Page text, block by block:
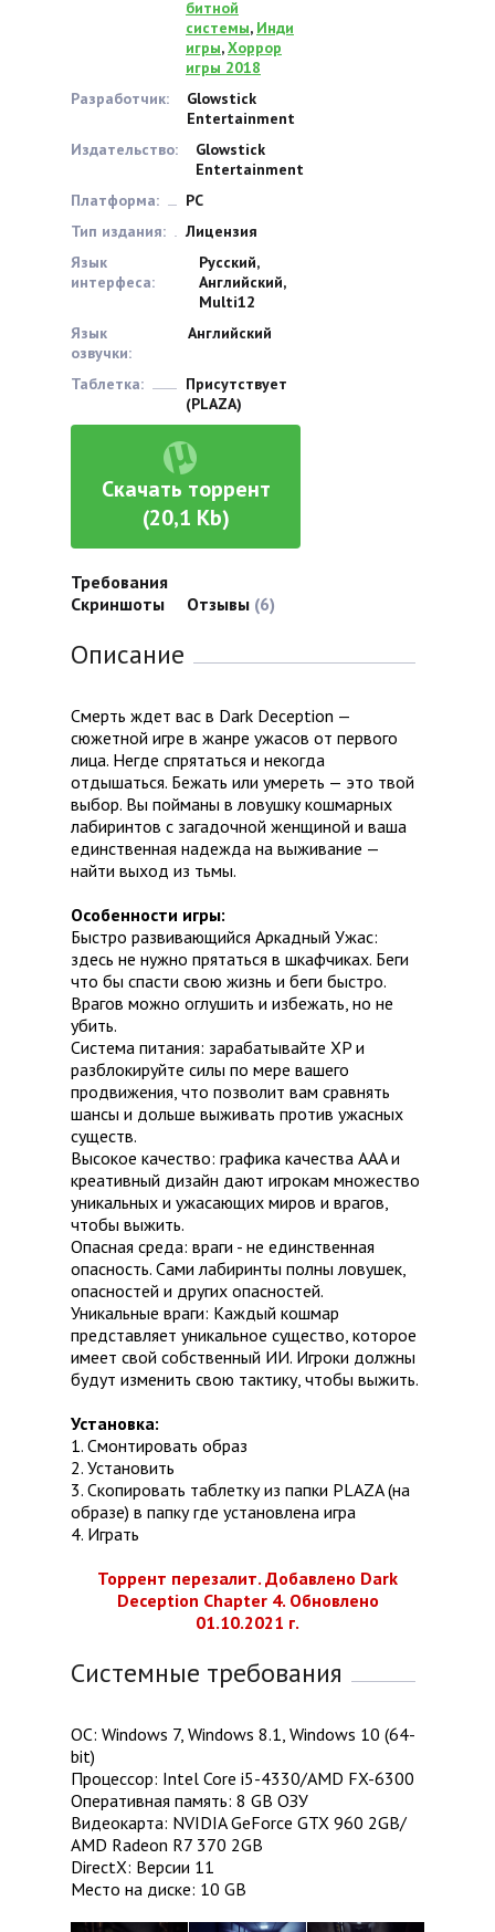
битной
системы, Инди
игры,Хоррор
игры 2018
Разработчик:
Glowstick
Entertainment
Издательство:
Glowstick
Entertainment
Платформа:
PC
Тип издания:
Лицензия
Язык
интерфеса:
Русский,
Английский,
Multi12
Язык
озвучки:
Английский
Таблетка:
Присутствует
(PLAZA)
Скачать торрент
(20,1 Kb)
Требования
Скриншоты
Отзывы (6)
Описание
Смерть ждет вас в Dark Deception —
сюжетной игре в жанре ужасов от первого
лица. Негде спрятаться и некогда
отдышаться. Бежать или умереть — это твой
выбор. Вы пойманы в ловушку кошмарных
лабиринтов с загадочной женщиной и ваша
единственная надежда на выживание —
найти выход из тьмы.
Особенности игры:
Быстро развивающийся Аркадный Ужас:
здесь не нужно прятаться в шкафчиках. Беги
что бы спасти свою жизнь и беги быстро.
Врагов можно оглушить и избежать, но не
убить.
Система питания: зарабатывайте XP и
разблокируйте силы по мере вашего
продвижения, что позволит вам сравнять
шансы и дольше выживать против ужасных
существ.
Высокое качество: графика качества AAA и
креативный дизайн дают игрокам множество
уникальных и ужасающих миров и врагов,
чтобы выжить.
Опасная среда: враги - не единственная
опасность. Сами лабиринты полны ловушек,
опасностей и других опасностей.
Уникальные враги: Каждый кошмар
представляет уникальное существо, которое
имеет свой собственный ИИ. Игроки должны
будут изменить свою тактику, чтобы выжить.
Установка:
1. Смонтировать образ
2. Установить
3. Скопировать таблетку из папки PLAZA (на
образе) в папку где установлена игра
4. Играть
Торрент перезалит. Добавлено Dark
Deception Chapter 4. Обновлено
01.10.2021 г.
Системные требования
ОС: Windows 7, Windows 8.1, Windows 10 (64-
bit)
Процессор: Intel Core i5-4330/AMD FX-6300
Оперативная память: 8 GB ОЗУ
Видеокарта: NVIDIA GeForce GTX 960 2GB/
AMD Radeon R7 370 2GB
DirectX: Версии 11
Место на диске: 10 GB